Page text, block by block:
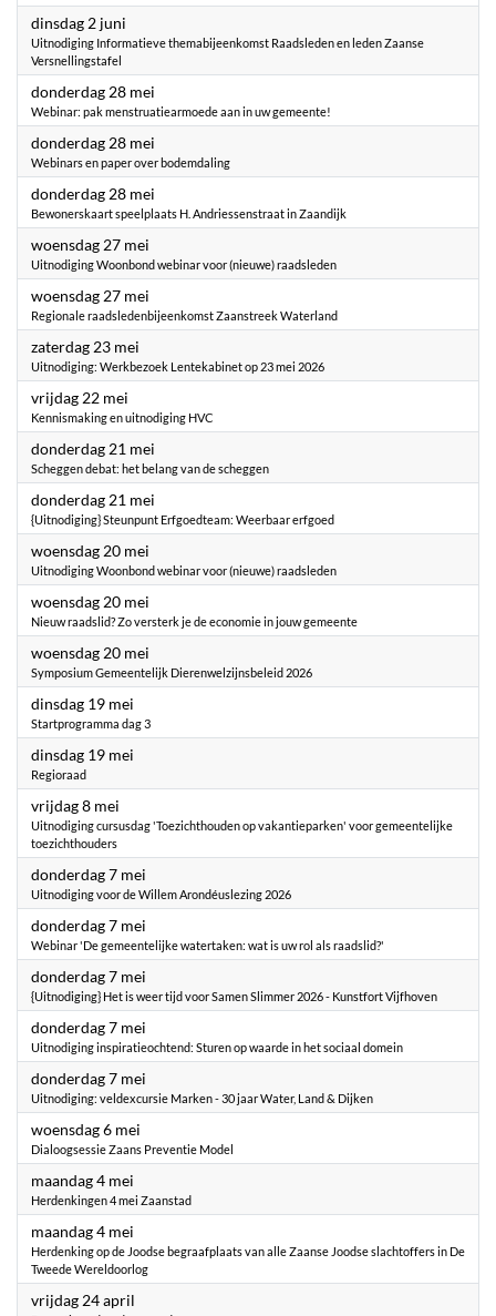
dinsdag 2 juni
Uitnodiging Informatieve themabijeenkomst Raadsleden en leden Zaanse
Versnellingstafel
donderdag 28 mei
Webinar: pak menstruatiearmoede aan in uw gemeente!
donderdag 28 mei
Webinars en paper over bodemdaling
donderdag 28 mei
Bewonerskaart speelplaats H. Andriessenstraat in Zaandijk
woensdag 27 mei
Uitnodiging Woonbond webinar voor (nieuwe) raadsleden
woensdag 27 mei
Regionale raadsledenbijeenkomst Zaanstreek Waterland
zaterdag 23 mei
Uitnodiging: Werkbezoek Lentekabinet op 23 mei 2026
vrijdag 22 mei
Kennismaking en uitnodiging HVC
donderdag 21 mei
Scheggen debat: het belang van de scheggen
donderdag 21 mei
{Uitnodiging} Steunpunt Erfgoedteam: Weerbaar erfgoed
woensdag 20 mei
Uitnodiging Woonbond webinar voor (nieuwe) raadsleden
woensdag 20 mei
Nieuw raadslid? Zo versterk je de economie in jouw gemeente
woensdag 20 mei
Symposium Gemeentelijk Dierenwelzijnsbeleid 2026
dinsdag 19 mei
Startprogramma dag 3
dinsdag 19 mei
Regioraad
vrijdag 8 mei
Uitnodiging cursusdag 'Toezichthouden op vakantieparken' voor gemeentelijke
toezichthouders
donderdag 7 mei
Uitnodiging voor de Willem Arondéuslezing 2026
donderdag 7 mei
Webinar 'De gemeentelijke watertaken: wat is uw rol als raadslid?'
donderdag 7 mei
{Uitnodiging} Het is weer tijd voor Samen Slimmer 2026 - Kunstfort Vijfhoven
donderdag 7 mei
Uitnodiging inspiratieochtend: Sturen op waarde in het sociaal domein
donderdag 7 mei
Uitnodiging: veldexcursie Marken - 30 jaar Water, Land & Dijken
woensdag 6 mei
Dialoogsessie Zaans Preventie Model
maandag 4 mei
Herdenkingen 4 mei Zaanstad
maandag 4 mei
Herdenking op de Joodse begraafplaats van alle Zaanse Joodse slachtoffers in De
Tweede Wereldoorlog
vrijdag 24 april